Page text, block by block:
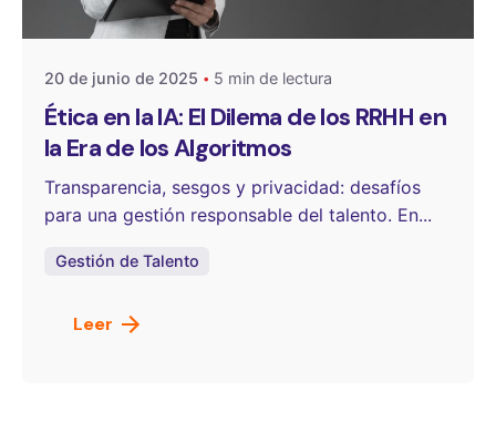
One Select
20 de junio de 2025 5 min de lectura
Ética en la IA: El Dilema de los RRHH en
la Era de los Algoritmos
Transparencia, sesgos y privacidad: desafíos
para una gestión responsable del talento. En...
Gestión de Talento
Leer